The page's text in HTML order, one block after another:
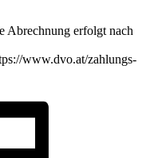
Abrechnung erfolgt nach
www.dvo.at/zahlungs-